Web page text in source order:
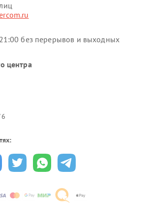
без перерывов и выходных
центра